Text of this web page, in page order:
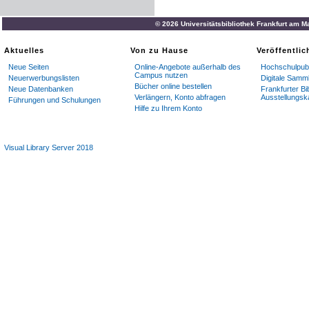
© 2026 Universitätsbibliothek Frankfurt am
Aktuelles
Neue Seiten
Neuerwerbungslisten
Neue Datenbanken
Führungen und Schulungen
Von zu Hause
Online-Angebote außerhalb des
Campus nutzen
Bücher online bestellen
Verlängern, Konto abfragen
Hilfe zu Ihrem Konto
Digitale
Frankfurter
Visual Library Server 2018